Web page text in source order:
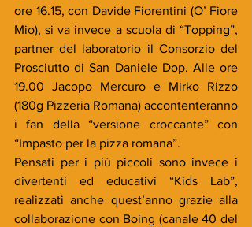
ore 16.15, con Davide Fiorentini (O’ Fiore
Mio), si va invece a scuola di “Topping”,
partner del laboratorio il Consorzio del
Prosciutto di San Daniele Dop. Alle ore
19.00 Jacopo Mercuro e Mirko Rizzo
(180g Pizzeria Romana) accontenteranno
i fan della “versione croccante” con
“Impasto per la pizza romana”.
Pensati per i più piccoli sono invece i
divertenti ed educativi “Kids Lab”,
realizzati anche quest’anno grazie alla
collaborazione con Boing (canale 40 del